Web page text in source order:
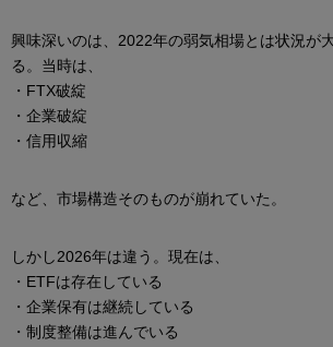
興味深いのは、2022年の弱気相場とは状況が
る。当時は、
・FTX破綻
・企業破綻
・信用収縮
など、市場構造そのものが崩れていた。
しかし2026年は違う。現在は、
・ETFは存在している
・企業保有は継続している
・制度整備は進んでいる